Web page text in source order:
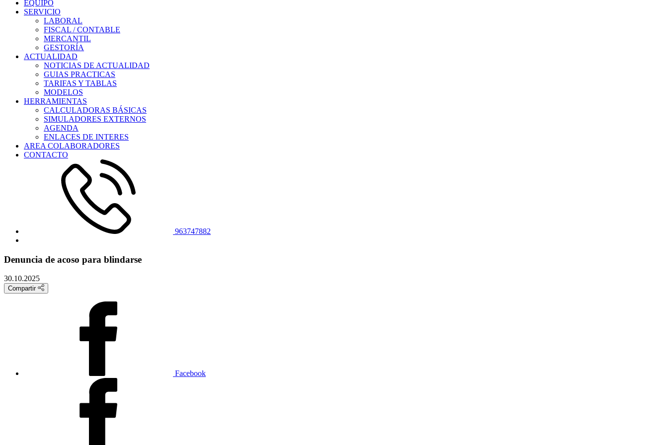
EQUIPO
SERVICIO
LABORAL
FISCAL / CONTABLE
MERCANTIL
GESTORÍA
ACTUALIDAD
NOTICIAS DE ACTUALIDAD
GUIAS PRACTICAS
TARIFAS Y TABLAS
MODELOS
HERRAMIENTAS
CALCULADORAS BÁSICAS
SIMULADORES EXTERNOS
AGENDA
ENLACES DE INTERES
AREA COLABORADORES
CONTACTO
963747882
Denuncia de acoso para blindarse
30.10.2025
Compartir
Facebook